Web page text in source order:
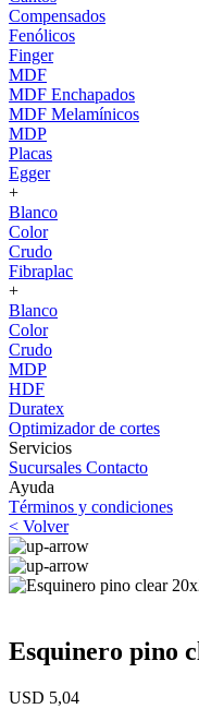
Compensados
Fenólicos
Finger
MDF
MDF Enchapados
MDF Melamínicos
MDP
Placas
Egger
+
Blanco
Color
Crudo
Fibraplac
+
Blanco
Color
Crudo
MDP
HDF
Duratex
Optimizador de cortes
Servicios
Sucursales Contacto
Ayuda
Términos y condiciones
< Volver
Esquinero pino
USD 5,04